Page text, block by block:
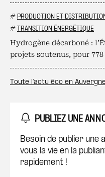
# PRODUCTION ET
# TRANSITION ÉNERGÉTIQUE
Hydrogène décarboné :
projets soutenus, pour
Toute l’actu éco en
PUBLIEZ UNE
Besoin de publier une
vous la vie en la
rapidement !